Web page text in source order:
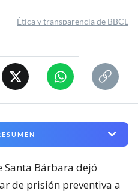
Ética y transparencia de BBCL
Santa Bárbara dejó
de prisión preventiva a